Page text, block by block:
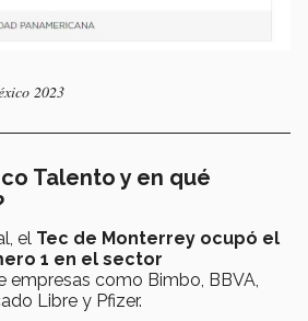
2023
Talento y en qué
el Tec de Monterrey ocupó el
1 en el sector
empresas como Bimbo, BBVA,
Libre y Pfizer.